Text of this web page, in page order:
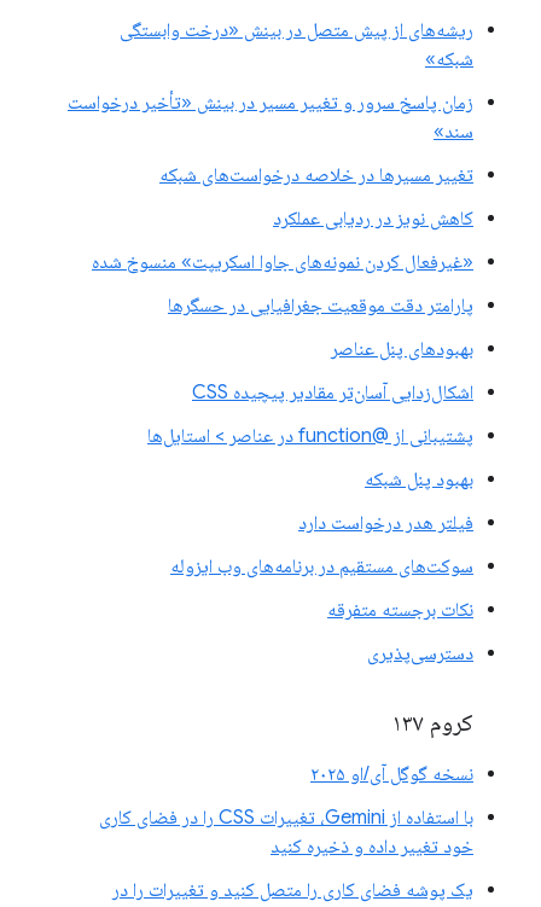
ریشه‌های از پیش متصل در بینش «درخت وابستگی
شبکه»
زمان پاسخ سرور و تغییر مسیر در بینش «تأخیر درخواست
سند»
تغییر مسیرها در خلاصه درخواست‌های شبکه
کاهش نویز در ردیابی عملکرد
«غیرفعال کردن نمونه‌های جاوا اسکریپت» منسوخ شده
پارامتر دقت موقعیت جغرافیایی در حسگرها
بهبودهای پنل عناصر
اشکال‌زدایی آسان‌تر مقادیر پیچیده CSS
پشتیبانی از @function در عناصر > استایل‌ها
بهبود پنل شبکه
فیلتر هدر درخواست دارد
سوکت‌های مستقیم در برنامه‌های وب ایزوله
نکات برجسته متفرقه
دسترسی‌پذیری
کروم ۱۳۷
نسخه گوگل آی/او ۲۰۲۵
با استفاده از Gemini، تغییرات CSS را در فضای کاری
خود تغییر داده و ذخیره کنید
یک پوشه فضای کاری را متصل کنید و تغییرات را در